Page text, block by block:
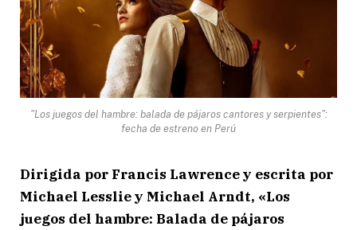
"Los juegos del hambre: balada de pájaros cantores y serpientes":
fecha de estreno en Perú
Dirigida por Francis Lawrence y escrita por
Michael Lesslie y Michael Arndt, «Los
juegos del hambre: Balada de pájaros